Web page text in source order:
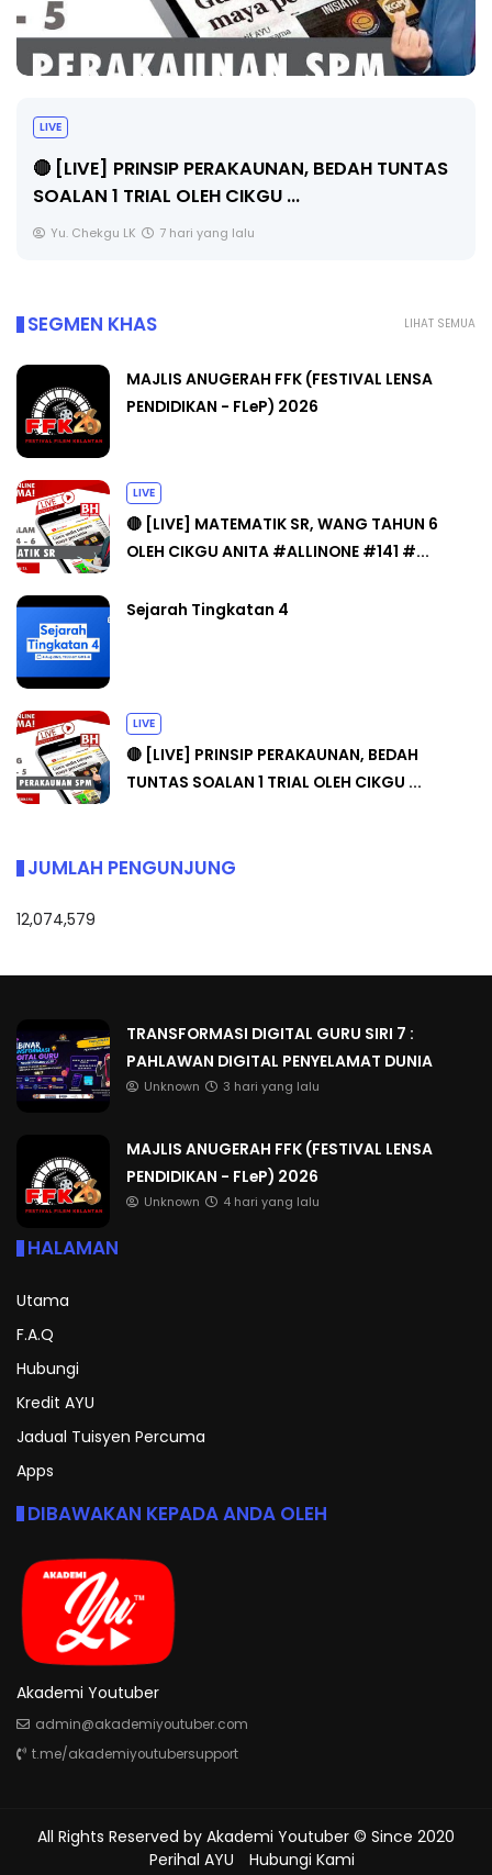
LIVE
🔴 [LIVE] PRINSIP PERAKAUNAN, BEDAH TUNTAS
SOALAN 1 TRIAL OLEH CIKGU ...
Yu. Chekgu LK 7 hari yang lalu
LIHAT SEMUA
SEGMEN KHAS
MAJLIS ANUGERAH FFK (FESTIVAL LENSA
PENDIDIKAN - FLeP) 2026
LIVE
🔴 [LIVE] MATEMATIK SR, WANG TAHUN 6
OLEH CIKGU ANITA #ALLINONE #141 #...
Sejarah Tingkatan 4
LIVE
🔴 [LIVE] PRINSIP PERAKAUNAN, BEDAH
TUNTAS SOALAN 1 TRIAL OLEH CIKGU ...
JUMLAH PENGUNJUNG
12,074,579
TRANSFORMASI DIGITAL GURU SIRI 7 :
PAHLAWAN DIGITAL PENYELAMAT DUNIA
Unknown 3 hari yang lalu
MAJLIS ANUGERAH FFK (FESTIVAL LENSA
PENDIDIKAN - FLeP) 2026
Unknown 4 hari yang lalu
HALAMAN
Utama
F.A.Q
Hubungi
Kredit AYU
Jadual Tuisyen Percuma
Apps
DIBAWAKAN KEPADA ANDA OLEH
Akademi Youtuber
admin@akademiyoutuber.com
t.me/akademiyoutubersupport
All Rights Reserved by Akademi Youtuber © Since 2020
Perihal AYU
Hubungi Kami